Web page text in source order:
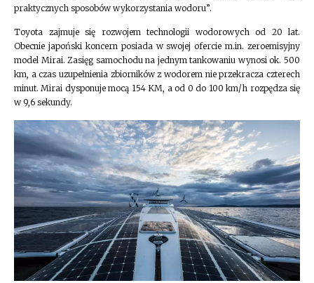
praktycznych sposobów wykorzystania wodoru”.
Toyota zajmuje się rozwojem technologii wodorowych od 20 lat.
Obecnie japoński koncern posiada w swojej ofercie m.in. zeroemisyjny
model Mirai. Zasięg samochodu na jednym tankowaniu wynosi ok. 500
km, a czas uzupełnienia zbiorników z wodorem nie przekracza czterech
minut. Mirai dysponuje mocą 154 KM, a od 0 do 100 km/h rozpędza się
w 9,6 sekundy.